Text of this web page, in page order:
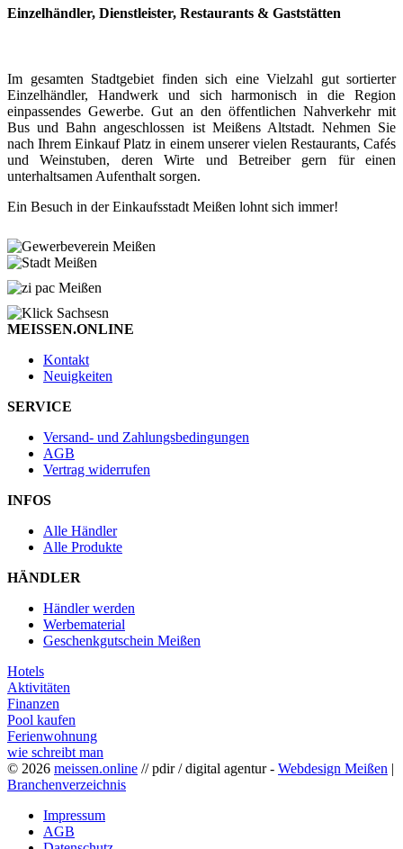
Einzelhändler, Dienstleister, Restaurants & Gaststätten
Im gesamten Stadtgebiet finden sich eine Vielzahl gut sortierter
Einzelhändler, Handwerk und sich harmonisch in die Region
einpassendes Gewerbe. Gut an den öffentlichen Nahverkehr mit
Bus und Bahn angeschlossen ist Meißens Altstadt. Nehmen Sie
nach Ihrem Einkauf Platz in einem unserer vielen Restaurants, Cafés
und Weinstuben, deren Wirte und Betreiber gern für einen
unterhaltsamen Aufenthalt sorgen.
Ein Besuch in der Einkaufsstadt Meißen lohnt sich immer!
MEISSEN.ONLINE
Kontakt
Neuigkeiten
SERVICE
Versand- und Zahlungsbedingungen
AGB
Vertrag widerrufen
INFOS
Alle Händler
Alle Produkte
HÄNDLER
Händler werden
Werbematerial
Geschenkgutschein Meißen
Hotels
Aktivitäten
Finanzen
Pool kaufen
Ferienwohnung
wie schreibt man
© 2026 meissen.online // pdir / digital agentur - Webdesign Meißen |
Branchenverzeichnis
Impressum
AGB